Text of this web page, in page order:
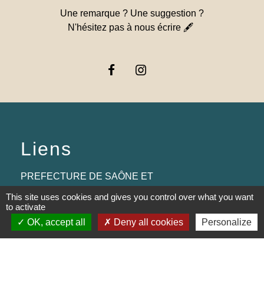
Une remarque ? Une suggestion ?
N'hésitez pas à nous écrire 🖋
Liens
PREFECTURE DE SAÔNE ET
RÉGION BOURGOGNE-
FRANCHE-COMTE
This site uses cookies and gives you control over what you want
to activate
OK, accept all
Deny all cookies Personalize